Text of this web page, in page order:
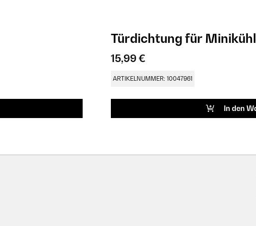
Türdichtung für
15,99 €
ARTIKELNUMMER: 10047961
In den